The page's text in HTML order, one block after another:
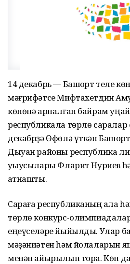
14 декабрь — Башҡорт теле
мәғрифәтсе Мифтахетдин
көнөнә арналған байрам
республикала төрлө
декабрҙә Өфөлә үткән
Дыуан районы республика
уҡыусылары Фларит Нуриев
ҡатнашты.
Сараға республиканың ҡала
төрлө конкурс-
еңеүселәре йыйылды. Улар
мәҙәниәтен һәм йолаларын
менән айырылып тора. Көн